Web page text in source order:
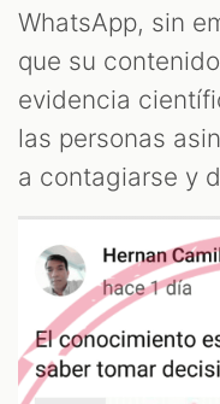
WhatsApp, sin
que su
evidencia
las personas
a contagiarse y